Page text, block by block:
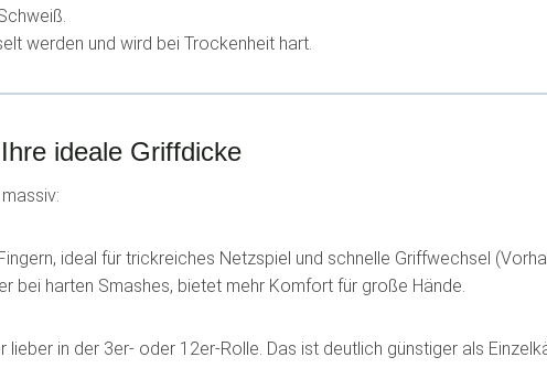
werden und wird bei Trockenheit hart.
ideale Griffdicke
ideal für trickreiches Netzspiel und schnelle Griffwechsel
bei harten Smashes, bietet mehr Komfort für große Hände.
lieber in der 3er- oder 12er-Rolle. Das ist deutlich günstiger als